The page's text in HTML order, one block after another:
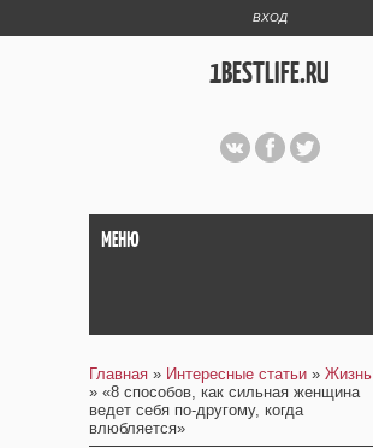
ВХОД
1BESTLIFE.RU
МЕНЮ
Главная » Интересные статьи » Жизнь
» «8 способов, как сильная женщина
ведет себя по-другому, когда
влюбляется»